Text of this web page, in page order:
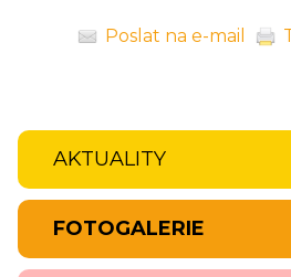
Poslat na e-mail
AKTUALITY
FOTOGALERIE